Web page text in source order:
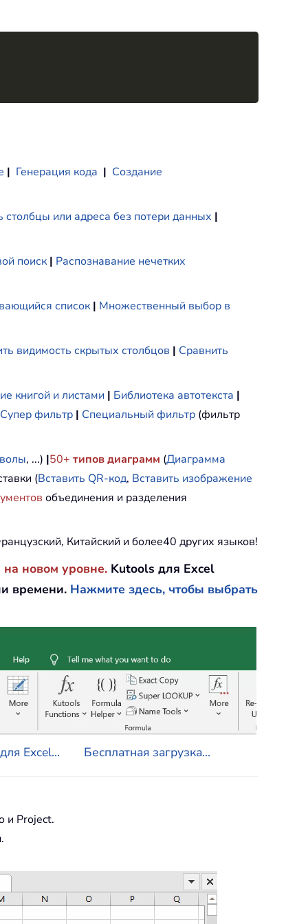
| Генерация кода | Создание
столбцы или адреса без потери данных |
поиск | Распознавание нечетких
список | Множественный выбор в
видимость скрытых столбцов | Сравнить
книгой и листами | Библиотека автотекста |
Супер фильтр | Специальный фильтр (фильтр
, ...) |50+ типов диаграмм (Диаграмма
(Вставить QR-код, Вставить изображение
объединения и разделения
Китайский и более40 других языков!
новом уровне. Kutools для Excel
времени. Нажмите здесь, чтобы выбрать
Excel... Бесплатная загрузка...
и Project.